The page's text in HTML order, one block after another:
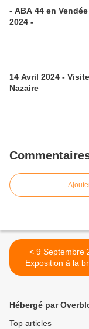
- ABA 44 en
2024 -
14 Avril 2024 -
Nazaire
< 9 Septembre 2017:
Exposition à la braderie
annuelle des commerçants
Hébergé par
Top articles